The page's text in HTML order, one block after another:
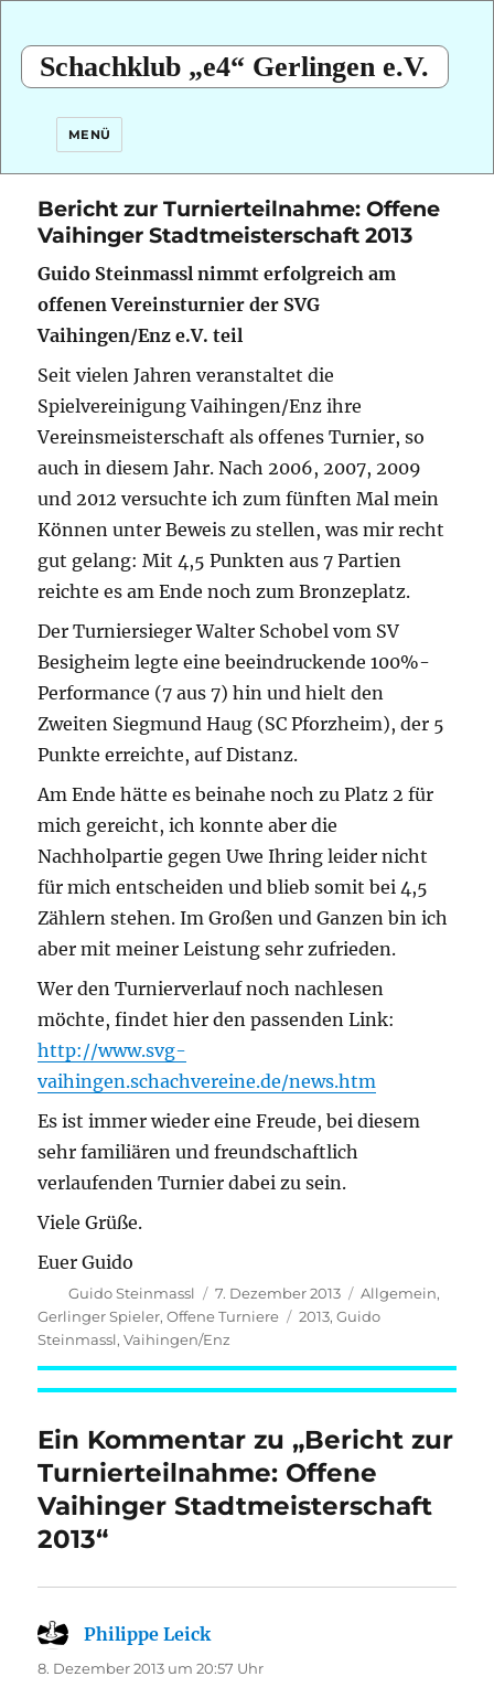
Schachklub „e4“ Gerlingen e.V.
MENÜ
Bericht zur Turnierteilnahme: Offene
Vaihinger Stadtmeisterschaft 2013
Guido Steinmassl nimmt erfolgreich am
offenen Vereinsturnier der SVG
Vaihingen/Enz e.V. teil
Seit vielen Jahren veranstaltet die
Spielvereinigung Vaihingen/Enz ihre
Vereinsmeisterschaft als offenes Turnier, so
auch in diesem Jahr. Nach 2006, 2007, 2009
und 2012 versuchte ich zum fünften Mal mein
Können unter Beweis zu stellen, was mir recht
gut gelang: Mit 4,5 Punkten aus 7 Partien
reichte es am Ende noch zum Bronzeplatz.
Der Turniersieger Walter Schobel vom SV
Besigheim legte eine beeindruckende 100%-
Performance (7 aus 7) hin und hielt den
Zweiten Siegmund Haug (SC Pforzheim), der 5
Punkte erreichte, auf Distanz.
Am Ende hätte es beinahe noch zu Platz 2 für
mich gereicht, ich konnte aber die
Nachholpartie gegen Uwe Ihring leider nicht
für mich entscheiden und blieb somit bei 4,5
Zählern stehen. Im Großen und Ganzen bin ich
aber mit meiner Leistung sehr zufrieden.
Wer den Turnierverlauf noch nachlesen
möchte, findet hier den passenden Link:
http://www.svg-
vaihingen.schachvereine.de/news.htm
Es ist immer wieder eine Freude, bei diesem
sehr familiären und freundschaftlich
verlaufenden Turnier dabei zu sein.
Viele Grüße.
Euer Guido
Autor
Guido Steinmassl
Veröffentlicht
am
7. Dezember 2013 Kategorien
Allgemein,
Gerlinger Spieler,Offene Turniere Schlagwörter
2013,Guido
Steinmassl,Vaihingen/Enz
Ein Kommentar zu „Bericht zur
Turnierteilnahme: Offene
Vaihinger Stadtmeisterschaft
2013“
Philippe Leicksagt:
8. Dezember 2013 um 20:57 Uhr